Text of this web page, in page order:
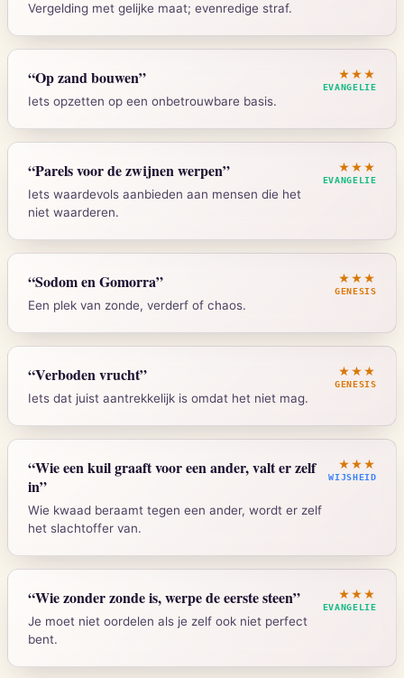
Vergelding met gelijke maat; evenredige straf.
“Op zand bouwen”
Iets opzetten op een onbetrouwbare basis.
★★★
EVANGELIE
Strong's: G285
“Parels voor de zwijnen werpen”
Iets waardevols aanbieden aan mensen die het
niet waarderen.
★★★
EVANGELIE
“Sodom en Gomorra”
Een plek van zonde, verderf of chaos.
★★★
GENESIS
“Verboden vrucht”
Iets dat juist aantrekkelijk is omdat het niet mag.
★★★
GENESIS
Strong's: H6529
“Wie een kuil graaft voor een ander, valt er zelf
in”
Wie kwaad beraamt tegen een ander, wordt er zelf
het slachtoffer van.
★★★
WIJSHEID
Strong's:
“Wie zonder zonde is, werpe de eerste steen”
Je moet niet oordelen als je zelf ook niet perfect
bent.
★★★
EVANGELIE